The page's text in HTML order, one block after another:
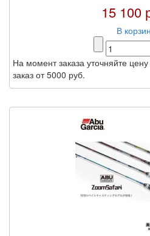
15 100
В
На момент заказа уточняйте
заказ от 5000 руб.